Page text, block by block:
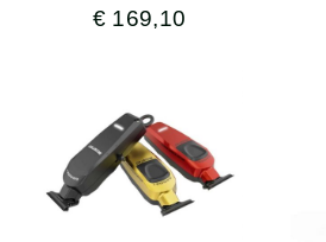
€ 169,10